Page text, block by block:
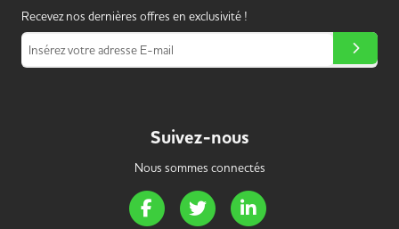
Recevez nos dernières offres en exclusivité !
Insérez votre adresse E-mail
Suivez-nous
Nous sommes connectés
Page Facebook de Handi Energie
Page Twitter de Handi Energie